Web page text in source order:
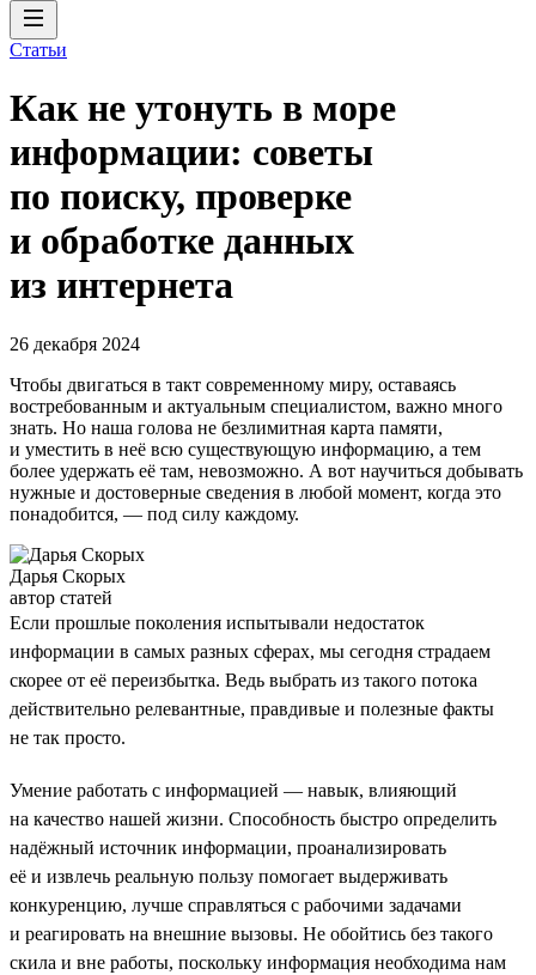
Статьи
Как не утонуть в море
информации: советы
по поиску, проверке
и обработке данных
из интернета
26 декабря 2024
Чтобы двигаться в такт современному миру, оставаясь
востребованным и актуальным специалистом, важно много
знать. Но наша голова не безлимитная карта памяти,
и уместить в неё всю существующую информацию, а тем
более удержать её там, невозможно. А вот научиться добывать
нужные и достоверные сведения в любой момент, когда это
понадобится, — под силу каждому.
Дарья Скорых
автор статей
Если прошлые поколения испытывали недостаток
информации в самых разных сферах, мы сегодня страдаем
скорее от её переизбытка. Ведь выбрать из такого потока
действительно релевантные, правдивые и полезные факты
не так просто.
Умение работать с информацией — навык, влияющий
на качество нашей жизни. Способность быстро определить
надёжный источник информации, проанализировать
её и извлечь реальную пользу помогает выдерживать
конкуренцию, лучше справляться с рабочими задачами
и реагировать на внешние вызовы. Не обойтись без такого
скила и вне работы, поскольку информация необходима нам